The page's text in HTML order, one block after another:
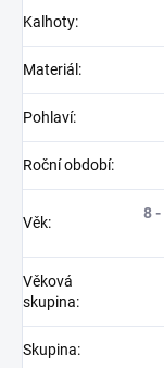
Kalhoty:
Materiál :
Pohlaví:
Roční období:
Věk:
8 -
Věková
skupina:
Skupina: